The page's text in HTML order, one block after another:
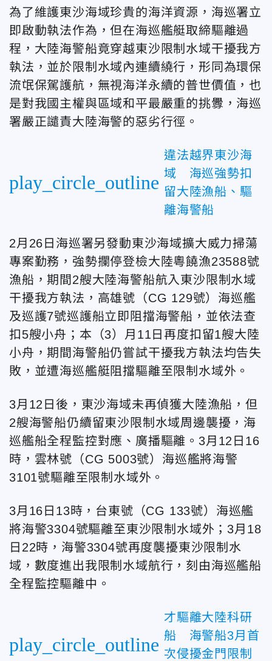
為了維護東沙海域珍貴的海洋資源，海巡署立
即啟動執法作為，但在海巡艦艇取締驅離過
程，大陸海警船竟穿越東沙限制水域干擾我方
執法，並於限制水域內連續繞行，形同為環保
流氓保駕護航，無視海洋永續的普世價值，也
是對我國主權與區域和平最嚴重的挑釁，海巡
署嚴正譴責大陸海警的惡劣行徑。
play_circle_outline
違法越界東沙海
域 海巡強勢扣
留大陸漁船、驅
離海警船
2月26日海巡署另發動東沙海域擴大威力掃蕩
專案勤務，強勢攔停登檢大陸粵饒漁23588號
漁船，期間2艘大陸海警船航入東沙限制水域
干擾我方執法，高雄號（CG 129號）海巡艦
及巡護7號巡護船立即阻擋海警船，並依法查
扣5艘小舟；本（3）月11日再度扣留1艘大陸
小舟，期間海警船仍嘗試干擾我方執法均告失
敗，並遭海巡艦艇阻擋驅離至限制水域外。
3月12日後，東沙海域未再偵獲大陸漁船，但
2艘海警船仍續留東沙限制水域周邊襲擾，海
巡艦船全程監控對應、廣播驅離。3月12日16
時，雲林號（CG 5003號）海巡艦將海警
3101號驅離至限制水域外。
3月16日13時，台東號（CG 133號）海巡艦
將海警3304號驅離至東沙限制水域外；3月18
日22時，海警3304號再度襲擾東沙限制水
域，數度進出我限制水域航行，刻由海巡艦船
全程監控驅離中。
play_circle_outline
才驅離大陸科研
船 海警船3月首
次侵擾金門限制